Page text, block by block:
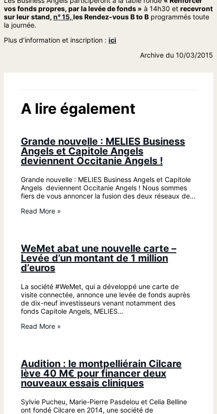
vos fonds propres, par la levée de fonds » à 14h30 et recevront
sur leur stand, n° 15, les Rendez-vous B to B programmés toute
la journée.
Plus d’information et inscription : ici
Archive du 10/03/2015
A lire également
Grande nouvelle : MELIES Business
Angels et Capitole Angels
deviennent Occitanie Angels !
Grande nouvelle : MELIES Business Angels et Capitole
Angels deviennent Occitanie Angels ! Nous sommes
fiers de vous annoncer la fusion des deux réseaux de…
Read More »
WeMet abat une nouvelle carte –
Levée d’un montant de 1 million
d’euros
La société #WeMet, qui a développé une carte de
visite connectée, annonce une levée de fonds auprès
de dix-neuf investisseurs venant notamment des
fonds Capitole Angels, MELIES…
Read More »
Audition : le montpelliérain Cilcare
lève 40 M€ pour financer deux
nouveaux essais cliniques
Sylvie Pucheu, Marie-Pierre Pasdelou et Celia Belline
ont fondé Cilcare en 2014, une société de